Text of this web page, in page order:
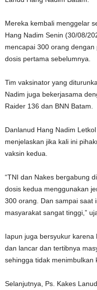
Mereka kembali menggelar
Hang Nadim Senin (30/08/
mencapai 300 orang
dosis pertama sebelumnya.
Tim vaksinator yang
Nadim juga bekerjasama
Raider 136 dan BNN Batam.
Danlanud Hang Nadim
menjelaskan jika kali ini
vaksin kedua.
“TNI dan Nakes bergabung
dosis kedua menggunakan
300 orang. Dan sampai saat
masyarakat sangat tinggi,”
Iapun juga bersyukur
dan lancar dan tertibnya
sehingga tidak menimbulkan
Selanjutnya, Ps. Kakes